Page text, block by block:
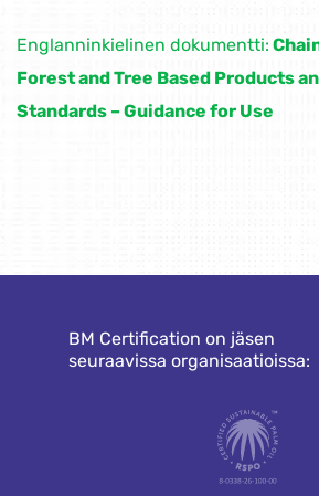
Englanninkielinen dokumentti:
Forest and Tree Based Products
Standards – Guidance for Use
BM Certification on jäsen
seuraavissa organisaatioissa: